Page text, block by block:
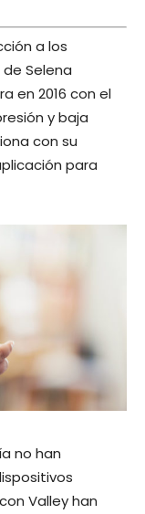
a los
Selena
en 2016 con el
y baja
con su
para
no han
Valley han